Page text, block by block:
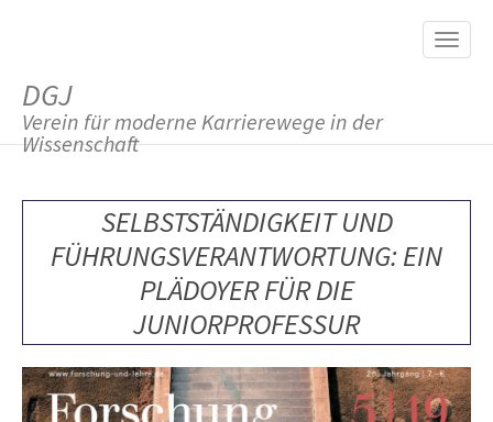
M
DGJ
Verein für moderne Karrierewege in der
Wissenschaft
SELBSTSTÄNDIGKEIT UND
FÜHRUNGSVERANTWORTUNG: EIN
PLÄDOYER FÜR DIE
JUNIORPROFESSUR